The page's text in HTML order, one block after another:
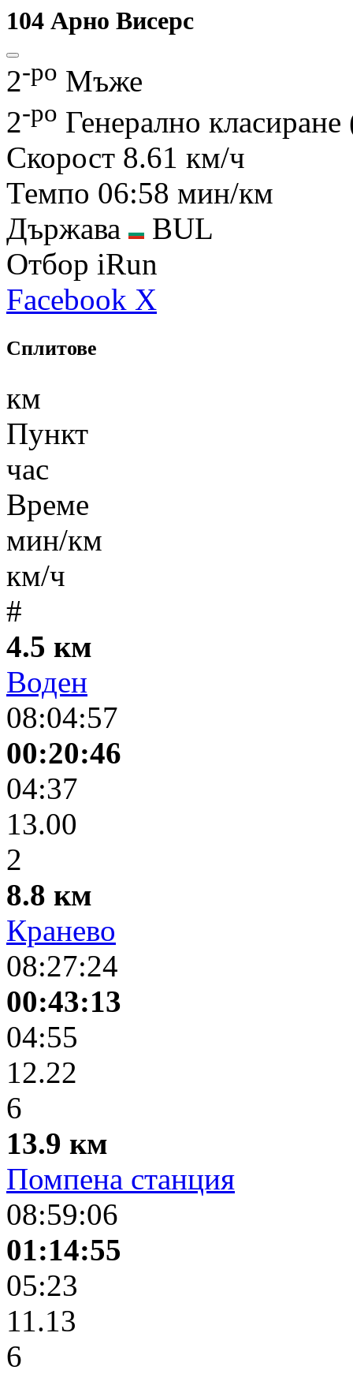
104 Арно Висерс
2-ро Мъже
2-ро Генерално
Скорост 8.61 км/ч
Темпо 06:58 мин/км
Държава
BUL
Отбор iRun
Facebook X
Сплитове
км
Пункт
час
Време
мин/км
км/ч
#
4.5 км
Воден
08:04:57
00:20:46
04:37
13.00
2
8.8 км
Кранево
08:27:24
00:43:13
04:55
12.22
6
13.9 км
Помпена станция
08:59:06
01:14:55
05:23
11.13
6